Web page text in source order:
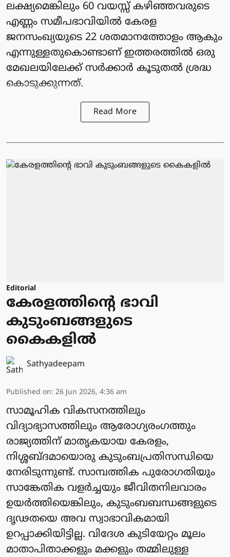
ലക്ഷ്യമെങ്കിലും 60 വയസ്സ് കഴിഞ്ഞവരുടെ
എണ്ണം സമീപഭാവിയിൽ കേരള
ജനസംഖ്യയുടെ 22 ശതമാനത്തോളം ആകും
എന്നുള്ളതുകൊണ്ടാണ് ഇത്തരത്തിൽ ഒരു
മേഖലയിലേക്ക് സർക്കാർ കൂടുതൽ ശ്രദ്ധ
കൊടുക്കുന്നത്.
Read More
Editorial
കേരളത്തിന്റെ ഭാവി
കുടുംബങ്ങളുടെ
കൈകളിൽ
Sathyadeepam
Published on: 26 Jun 2026, 4:36 am
സാമൂഹിക വികസനത്തിലും
വിദ്യാഭ്യാസത്തിലും ആരോഗ്യരംഗത്തും
രാജ്യത്തിന് മാതൃകയായ കേരളം,
നിശ്ശബ്ദമായൊരു കുടുംബപ്രതിസന്ധിയെ
നേരിടുന്നുണ്ട്. സാമ്പത്തിക പുരോഗതിയും
സാങ്കേതിക വളർച്ചയും ജീവിതനിലവാരം
ഉയർത്തിയെങ്കിലും, കുടുംബബന്ധങ്ങളുടെ
ദൃഢതയെ അവ സ്വാഭാവികമായി
ഉറപ്പാക്കിയിട്ടില്ല. വിദേശ കുടിയേറ്റം മൂലം
മാതാപിതാക്കളും മക്കളും തമ്മിലുള്ള